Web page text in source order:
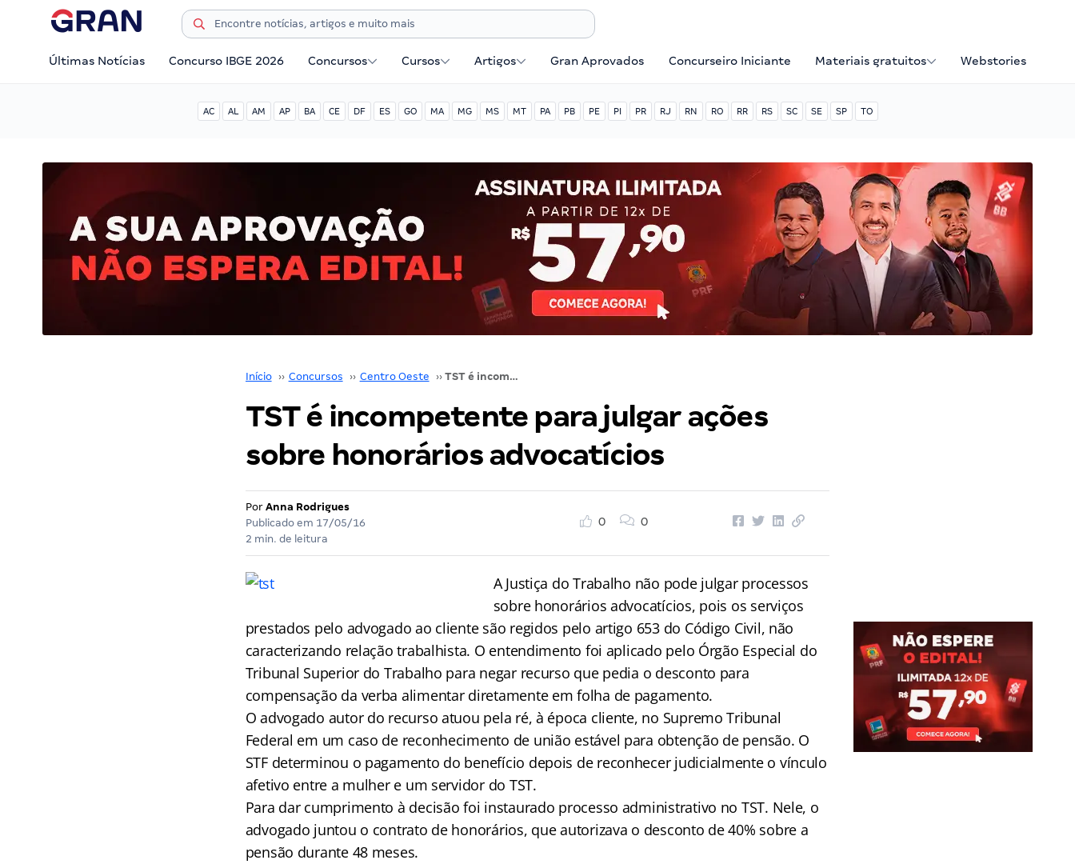
Últimas Notícias Concurso IBGE 2026 Concursos Cursos Artigos Gran Aprovados Concurseiro Iniciante Materiais gratuitos Webstories
AC AL AM AP BA CE DF ES GO MA MG MS MT PA PB PE PI PR RJ RN RO RR RS SC SE SP TO
Início ›› Concursos ›› Centro Oeste ›› TST é incompetente para julgar ações sobre honorários advocatícios
TST é incompetente para julgar ações
sobre honorários advocatícios
Por Anna Rodrigues
Publicado em 17/05/16
2 min. de leitura
0 0
A Justiça do Trabalho não pode julgar processos
sobre honorários advocatícios, pois os serviços
prestados pelo advogado ao cliente são regidos pelo artigo 653 do Código Civil, não
caracterizando relação trabalhista. O entendimento foi aplicado pelo Órgão Especial do
Tribunal Superior do Trabalho para negar recurso que pedia o desconto para
compensação da verba alimentar diretamente em folha de pagamento.
O advogado autor do recurso atuou pela ré, à época cliente, no Supremo Tribunal
Federal em um caso de reconhecimento de união estável para obtenção de pensão. O
STF determinou o pagamento do benefício depois de reconhecer judicialmente o vínculo
afetivo entre a mulher e um servidor do TST.
Para dar cumprimento à decisão foi instaurado processo administrativo no TST. Nele, o
advogado juntou o contrato de honorários, que autorizava o desconto de 40% sobre a
pensão durante 48 meses.